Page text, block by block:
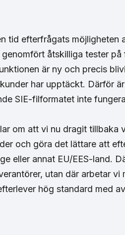
tid efterfrågats möjligheten
genomfört åtskilliga tester
är ny och precis
har upptäckt. Därför
SIE-filformatet inte
om att vi nu dragit tillbaka
och göra det lättare att
eller annat EU/EES-land.
utan där arbetar vi
hög standard med